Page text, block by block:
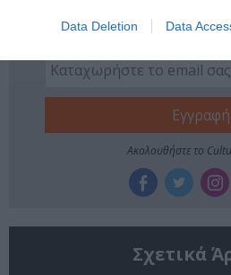
Data Deletion Data
Κάθε βδομάδα στο e-mail σας τα
την Τέχνη και τον Πολιτισμό!
Ακολουθήστε το
Σχετικά